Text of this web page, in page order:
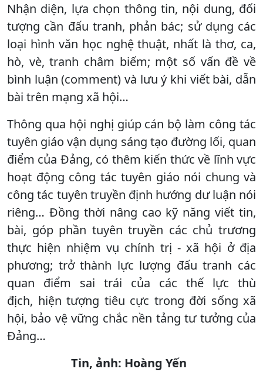
Nhận diện, lựa chọn thông tin, nội dung, đối
tượng cần đấu tranh, phản bác; sử dụng các
loại hình văn học nghệ thuật, nhất là thơ, ca,
hò, vè, tranh châm biếm; một số vấn đề về
bình luận (comment) và lưu ý khi viết bài, dẫn
bài trên mạng xã hội…
Thông qua hội nghị giúp cán bộ làm công tác
tuyên giáo vận dụng sáng tạo đường lối, quan
điểm của Đảng, có thêm kiến thức về lĩnh vực
hoạt động công tác tuyên giáo nói chung và
công tác tuyên truyền định hướng dư luận nói
riêng… Đồng thời nâng cao kỹ năng viết tin,
bài, góp phần tuyên truyền các chủ trương
thực hiện nhiệm vụ chính trị - xã hội ở địa
phương; trở thành lực lượng đấu tranh các
quan điểm sai trái của các thế lực thù
địch, hiện tượng tiêu cực trong đời sống xã
hội, bảo vệ vững chắc nền tảng tư tưởng của
Đảng…
Tin, ảnh: Hoàng Yến